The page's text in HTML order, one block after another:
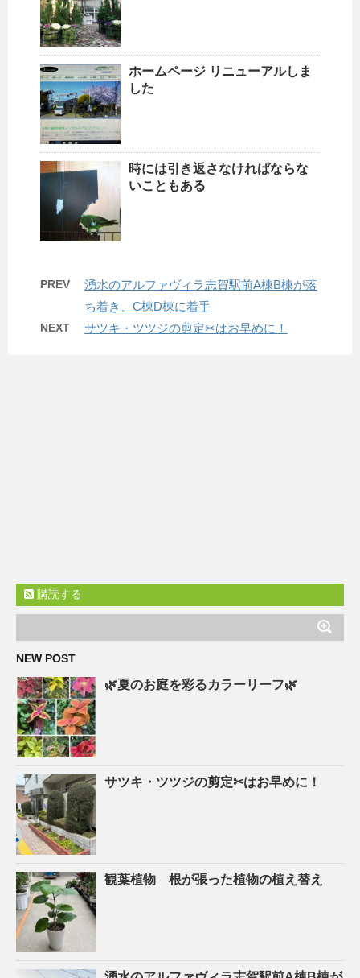
ホームページ リニューアルしま
した
時には引き返さなければならな
いこともある
PREV
湧水のアルファヴィラ志賀駅前A棟B棟が落
ち着き、C棟D棟に着手
NEXT サツキ・ツツジの剪定✂はお早めに！
購読する
NEW POST
🌿夏のお庭を彩るカラーリーフ🌿
サツキ・ツツジの剪定✂はお早めに！
観葉植物 根が張った植物の植え替え